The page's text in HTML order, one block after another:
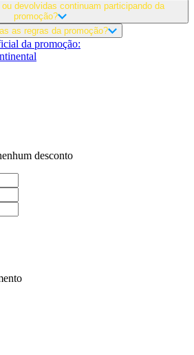
devolvidas continuam participando da
promoção?
as regras da promoção?
da promoção:
desconto